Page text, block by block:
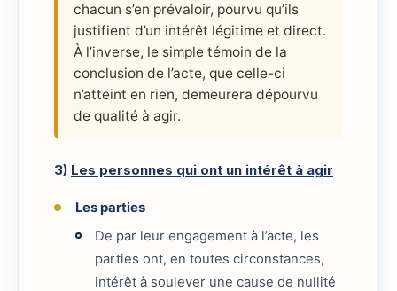
chacun s’en prévaloir, pourvu qu’ils
justifient d’un intérêt légitime et direct.
À l’inverse, le simple témoin de la
conclusion de l’acte, que celle-ci
n’atteint en rien, demeurera dépourvu
de qualité à agir.
3) Les personnes qui ont un intérêt à agir
Les parties
De par leur engagement à l’acte, les
parties ont, en toutes circonstances,
intérêt à soulever une cause de nullité